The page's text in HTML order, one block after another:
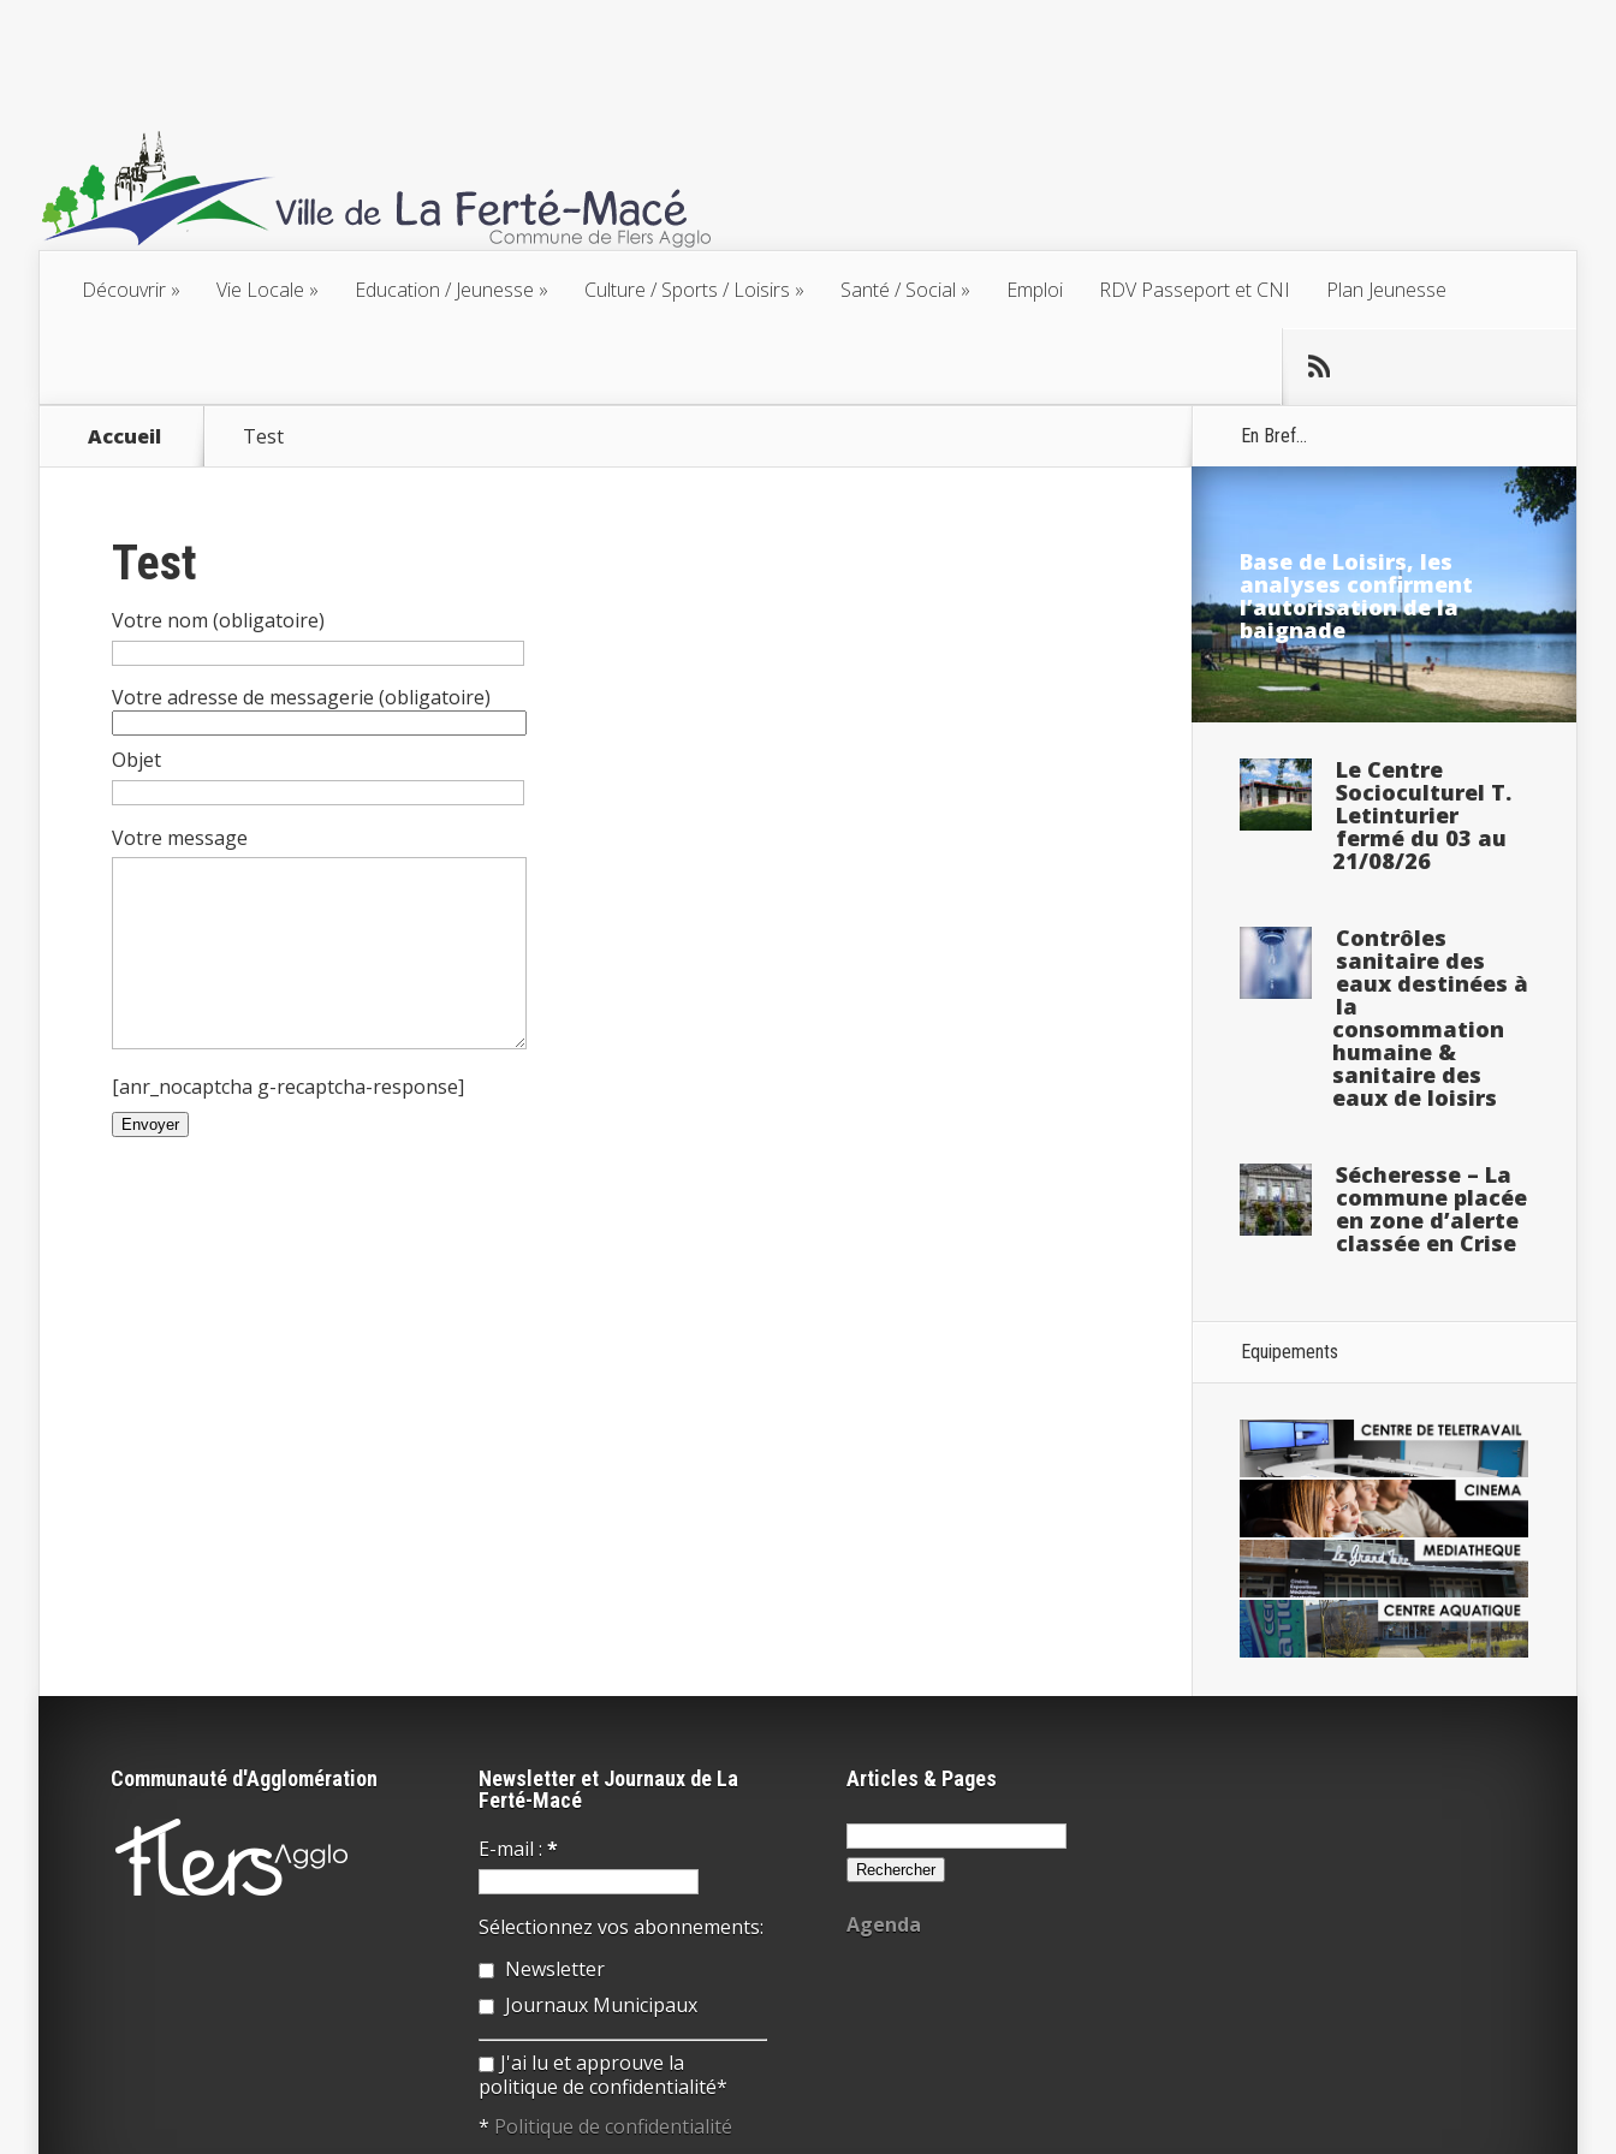
Découvrir Vie Locale Education / Jeunesse Culture / Sports / Loisirs Santé / Social Emploi RDV Passeport et CNI Plan Jeunesse
Accueil Test
Test
Votre nom (obligatoire)
Votre adresse de messagerie (obligatoire)
Objet
Votre message
[anr_nocaptcha g-recaptcha-response]
En Bref...
Base de Loisirs, les
analyses confirment
l’autorisation de la
baignade
Le Centre
Socioculturel T.
Letinturier
fermé du 03 au
21/08/26
Contrôles
sanitaire des
eaux destinées à
la
consommation
humaine &
sanitaire des
eaux de loisirs
Sécheresse – La
commune placée
en zone d’alerte
classée en Crise
Equipements
Communauté d'Agglomération
Newsletter et Journaux de La
Ferté-Macé
E-mail : *
Sélectionnez vos abonnements:
Newsletter
Journaux Municipaux
J'ai lu et approuve la
politique de confidentialité*
* Politique de confidentialité
Articles & Pages
Rechercher :
Agenda